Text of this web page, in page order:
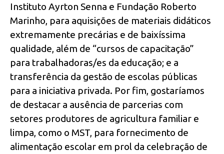
Instituto Ayrton Senna e Fundação Roberto
Marinho, para aquisições de materiais didáticos
extremamente precárias e de baixíssima
qualidade, além de “cursos de capacitação”
para trabalhadoras/es da educação; e a
transferência da gestão de escolas públicas
para a iniciativa privada. Por fim, gostaríamos
de destacar a ausência de parcerias com
setores produtores de agricultura familiar e
limpa, como o MST, para fornecimento de
alimentação escolar em prol da celebração de